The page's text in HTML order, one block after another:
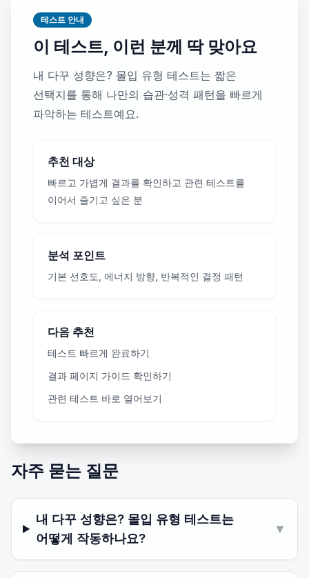
테스트 안내
이 테스트, 이런 분께 딱 맞아요
내 다꾸 성향은? 몰입 유형 테스트는 짧은
선택지를 통해 나만의 습관·성격 패턴을 빠르게
파악하는 테스트예요.
추천 대상
빠르고 가볍게 결과를 확인하고 관련 테스트를
이어서 즐기고 싶은 분
분석 포인트
기본 선호도, 에너지 방향, 반복적인 결정 패턴
다음 추천
테스트 빠르게 완료하기
결과 페이지 가이드 확인하기
관련 테스트 바로 열어보기
자주 묻는 질문
내 다꾸 성향은? 몰입 유형 테스트는
어떻게 작동하나요?
▼